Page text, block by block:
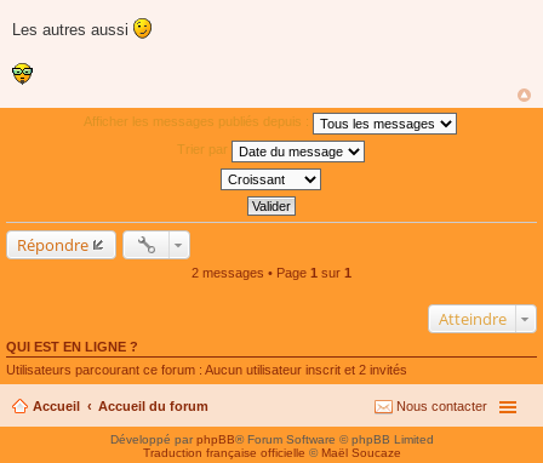
g
Les autres aussi
Afficher les messages publiés depuis :
Trier par
Répondre
2 messages • Page 1 sur 1
Atteindre
QUI EST EN LIGNE ?
Utilisateurs parcourant ce forum : Aucun utilisateur inscrit et 2 invités
Accueil Accueil du forum Nous contacter
Développé parphpBB® Forum Software © phpBB Limited
Traduction française officielle © Maël Soucaze